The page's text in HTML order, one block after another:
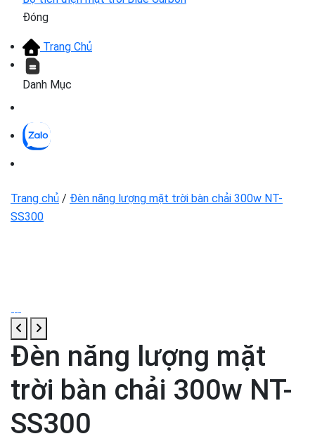
Đóng
Trang Chủ
Danh Mục
Trang chủ / Đèn năng lượng mặt trời bàn chải 300w NT-
SS300
Đèn năng lượng mặt
trời bàn chải 300w NT-
SS300